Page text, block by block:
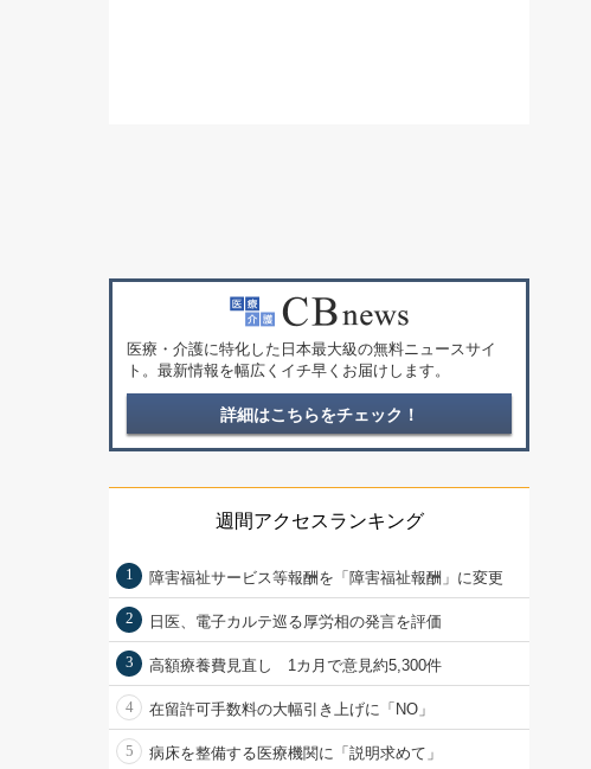
医療・介護に特化した日本最大級の無料ニュースサイ
ト。最新情報を幅広くイチ早くお届けします。
詳細はこちらをチェック！
週間アクセスランキング
1 障害福祉サービス等報酬を「障害福祉報酬」に変更
2 日医、電子カルテ巡る厚労相の発言を評価
3 高額療養費見直し 1カ月で意見約5,300件
4 在留許可手数料の大幅引き上げに「NO」
5 病床を整備する医療機関に「説明求めて」